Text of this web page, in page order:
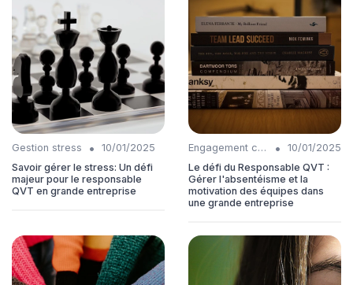
Gestion stress •
10/01/2025
Savoir gérer le stress: Un défi
majeur pour le responsable
QVT en grande entreprise
Engagement collaborateurs •
10/01/2025
Le défi du Responsable QVT :
Gérer l'absentéisme et la
motivation des équipes dans
une grande entreprise